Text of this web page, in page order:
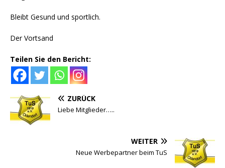
Bleibt Gesund und sportlich.
Der Vortsand
Teilen Sie den Bericht:
ZURÜCK
Liebe Mitglieder…..
WEITER
Neue Werbepartner beim TuS